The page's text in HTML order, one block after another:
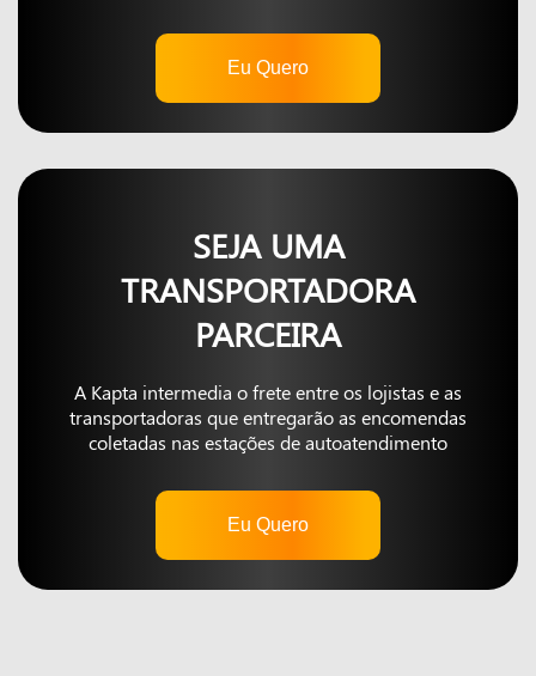
Eu Quero
SEJA UMA
TRANSPORTADORA
PARCEIRA
A Kapta intermedia o frete entre os lojistas e as
transportadoras que entregarão as encomendas
coletadas nas estações de autoatendimento
Eu Quero